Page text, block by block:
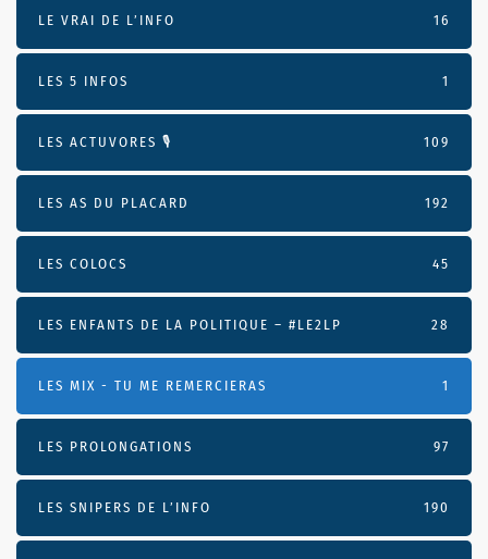
LE VRAI DE L’INFO 16
LES 5 INFOS 1
LES ACTUVORES 🎙 109
LES AS DU PLACARD 192
LES COLOCS 45
LES ENFANTS DE LA POLITIQUE – #LE2LP 28
LES MIX - TU ME REMERCIERAS 1
LES PROLONGATIONS 97
LES SNIPERS DE L’INFO 190